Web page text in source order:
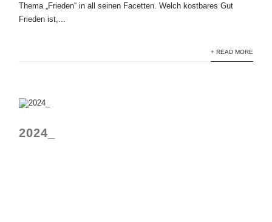
Thema „Frieden“ in all seinen Facetten. Welch kostbares Gut
Frieden ist,...
+ READ MORE
2024_